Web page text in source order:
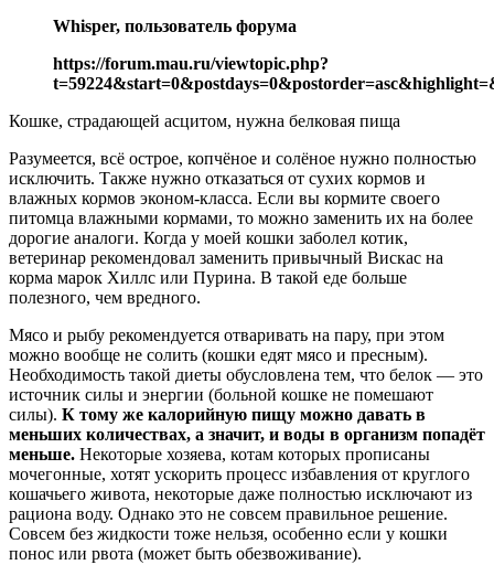
Whisper, пользователь форума
https://forum.mau.ru/viewtopic.php?
Кошке, страдающей асцитом, нужна белковая пища
Разумеется, всё острое, копчёное и солёное нужно полностью
исключить. Также нужно отказаться от сухих кормов и
влажных кормов эконом-класса. Если вы кормите своего
питомца влажными кормами, то можно заменить их на более
дорогие аналоги. Когда у моей кошки заболел котик,
ветеринар рекомендовал заменить привычный Вискас на
корма марок Хиллс или Пурина. В такой еде больше
полезного, чем вредного.
Мясо и рыбу рекомендуется отваривать на пару, при этом
можно вообще не солить (кошки едят мясо и пресным).
Необходимость такой диеты обусловлена тем, что белок — это
источник силы и энергии (больной кошке не помешают
силы). К тому же калорийную пищу можно давать в
меньших количествах, а значит, и воды в организм попадёт
меньше. Некоторые хозяева, котам которых прописаны
мочегонные, хотят ускорить процесс избавления от круглого
кошачьего живота, некоторые даже полностью исключают из
рациона воду. Однако это не совсем правильное решение.
Совсем без жидкости тоже нельзя, особенно если у кошки
понос или рвота (может быть обезвоживание).